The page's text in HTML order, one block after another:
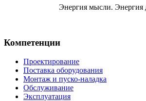
Энергия мысли. Энергия
Компетенции
Проектирование
Поставка оборудования
Монтаж и пуско-наладка
Обслуживание
Эксплуатация